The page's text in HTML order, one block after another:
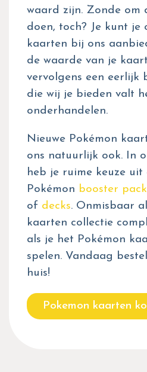
waard zijn. Zonde om
doen, toch? Je kunt je
kaarten bij ons
de waarde van je
vervolgens een eerlijk
die wij je bieden valt
onderhandelen.
Nieuwe Pokémon
ons natuurlijk ook. In
heb je ruime keuze uit
Pokémon booster
of decks. Onmisbaar
kaarten collectie
als je het Pokémon
spelen. Vandaag
huis!
Pokemon kaarten